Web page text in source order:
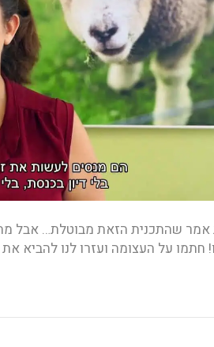
שהתכנית הזאת מבוטלת… אבל
חתמו על העצומה ועזרו לנו להביא את